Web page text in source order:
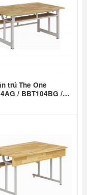
trú The One
/ BBT104BG /